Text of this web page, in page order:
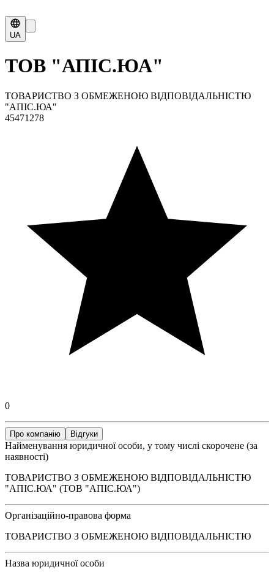
UA
ТОВ "АПІС.ЮА"
ТОВАРИСТВО З ОБМЕЖЕНОЮ ВІДПОВІДАЛЬНІСТЮ
"АПІС.ЮА"
45471278
0
Про компанію Відгуки
Найменування юридичної особи, у тому числі скорочене (за
наявності)
ТОВАРИСТВО З ОБМЕЖЕНОЮ ВІДПОВІДАЛЬНІСТЮ
"АПІС.ЮА" (ТОВ "АПІС.ЮА")
Організаційно-правова форма
ТОВАРИСТВО З ОБМЕЖЕНОЮ ВІДПОВІДАЛЬНІСТЮ
Назва юридичної особи